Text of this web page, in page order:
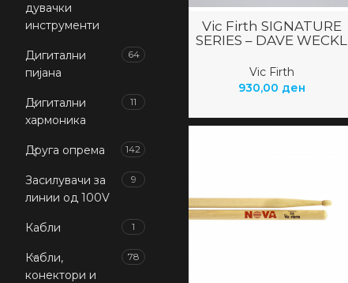
дувачки
инструменти
Дигитални
пијана
64
Дигитални
хармоника
11
Друга опрема 142
Засилувачи за
линии од 100V
9
Кабли 1
Кабли,
конектори и
78
Vic Firth SIGNATURE
SERIES – DAVE WECKL
Vic Firth
930,00 ден